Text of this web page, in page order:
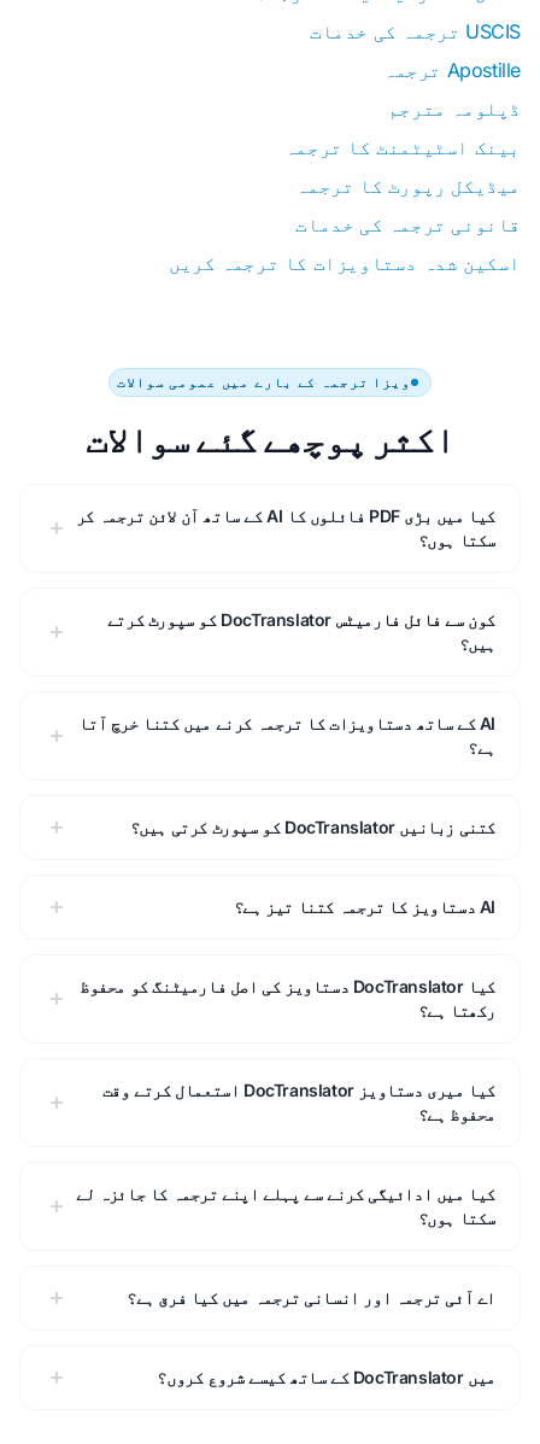
USCIS ترجمہ کی خدمات
Apostille ترجمہ
ڈپلومہ مترجم
بینک اسٹیٹمنٹ کا ترجمہ
میڈیکل رپورٹ کا ترجمہ
قانونی ترجمہ کی خدمات
اسکین شدہ دستاویزات کا ترجمہ کریں
ویزا ترجمہ کے بارے میں عمومی سوالات
اکثر پوچھے گئے سوالات
کیا میں بڑی PDF فائلوں کا AI کے ساتھ آن لائن ترجمہ کر
سکتا ہوں؟
کون سے فائل فارمیٹس DocTranslator کو سپورٹ کرتے
ہیں؟
AI کے ساتھ دستاویزات کا ترجمہ کرنے میں کتنا خرچ آتا
ہے؟
کتنی زبانیں DocTranslator کو سپورٹ کرتی ہیں؟
AI دستاویز کا ترجمہ کتنا تیز ہے؟
کیا DocTranslator دستاویز کی اصل فارمیٹنگ کو محفوظ
رکھتا ہے؟
کیا میری دستاویز DocTranslator استعمال کرتے وقت
محفوظ ہے؟
کیا میں ادائیگی کرنے سے پہلے اپنے ترجمہ کا جائزہ لے
سکتا ہوں؟
اے آئی ترجمہ اور انسانی ترجمہ میں کیا فرق ہے؟
میں DocTranslator کے ساتھ کیسے شروع کروں؟